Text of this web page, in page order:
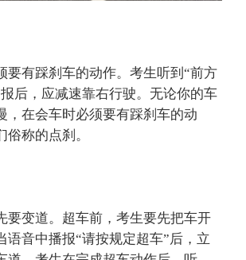
有踩刹车的动作。考生听到“前方
后，应减速靠右行驶。无论你的车
，在会车时必须要有踩刹车的动
称的点刹。
变道。超车前，考生要先把车开
语音中播报“请按规定超车”后，立